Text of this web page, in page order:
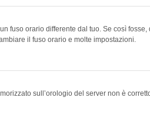
fuso orario differente dal tuo. Se così
il fuso orario e molte impostazioni.
sull’orologio del server non è